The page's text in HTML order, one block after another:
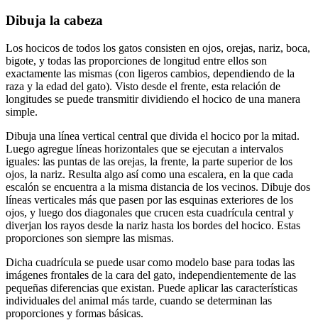
Dibuja la cabeza
Los hocicos de todos los gatos consisten en ojos, orejas, nariz, boca,
bigote, y todas las proporciones de longitud entre ellos son
exactamente las mismas (con ligeros cambios, dependiendo de la
raza y la edad del gato). Visto desde el frente, esta relación de
longitudes se puede transmitir dividiendo el hocico de una manera
simple.
Dibuja una línea vertical central que divida el hocico por la mitad.
Luego agregue líneas horizontales que se ejecutan a intervalos
iguales: las puntas de las orejas, la frente, la parte superior de los
ojos, la nariz. Resulta algo así como una escalera, en la que cada
escalón se encuentra a la misma distancia de los vecinos. Dibuje dos
líneas verticales más que pasen por las esquinas exteriores de los
ojos, y luego dos diagonales que crucen esta cuadrícula central y
diverjan los rayos desde la nariz hasta los bordes del hocico. Estas
proporciones son siempre las mismas.
Dicha cuadrícula se puede usar como modelo base para todas las
imágenes frontales de la cara del gato, independientemente de las
pequeñas diferencias que existan. Puede aplicar las características
individuales del animal más tarde, cuando se determinan las
proporciones y formas básicas.